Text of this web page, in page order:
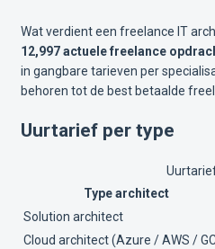
Wat verdient een freelance IT
12,997 actuele freelance
in gangbare tarieven per
behoren tot de best betaalde
Uurtarief per type
Type architect
Solution architect
Cloud architect (Azure / AWS /